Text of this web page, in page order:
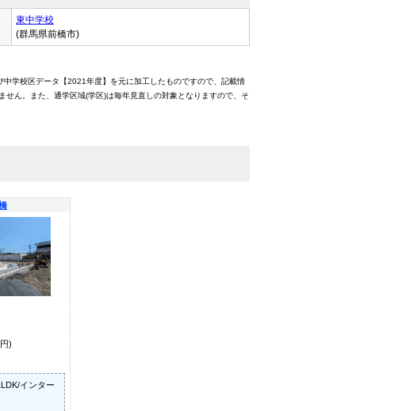
東中学校
(群馬県前橋市)
学校区データ【2021年度】を元に加工したものですので、記載情
ん。また、通学区域(学区)は毎年見直しの対象となりますので、そ
)
インター